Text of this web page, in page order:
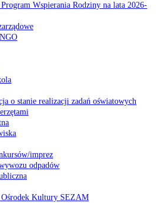
Wspierania Rodziny na lata 2026-
o stanie realizacji zadań oświatowych
imprez
odpadów
Kultury SEZAM